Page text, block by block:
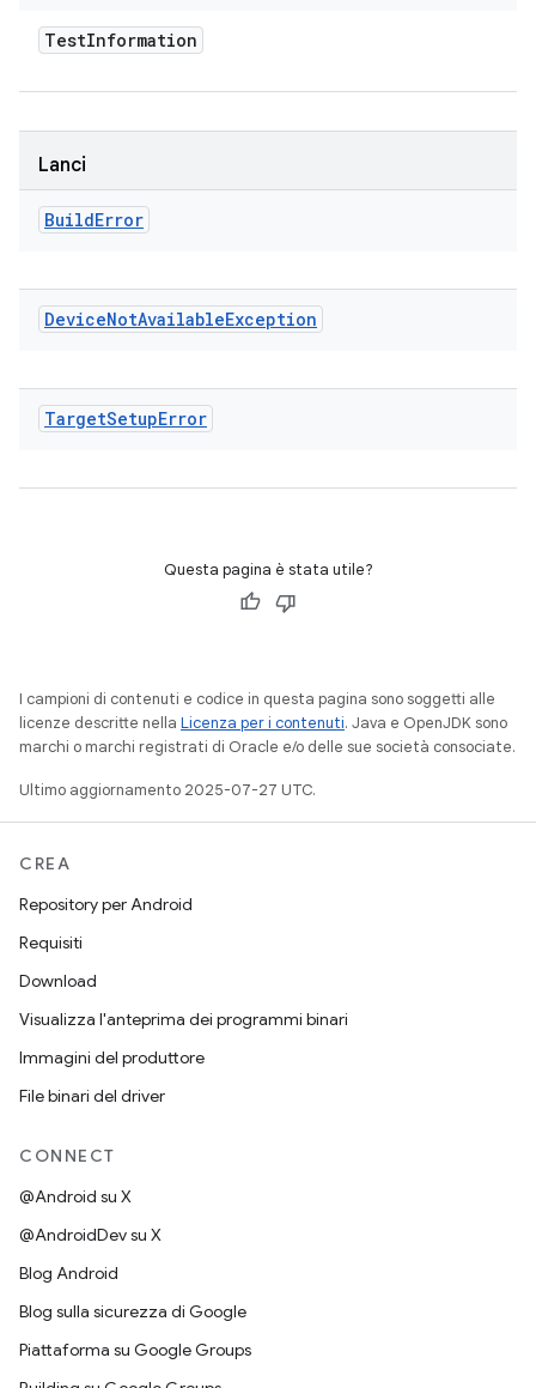
TestInformation
Lanci
BuildError
DeviceNotAvailableException
TargetSetupError
Questa pagina è stata utile?
I campioni di contenuti e codice in questa pagina sono soggetti alle
licenze descritte nella Licenza per i contenuti. Java e OpenJDK sono
marchi o marchi registrati di Oracle e/o delle sue società consociate.
Ultimo aggiornamento 2025-07-27 UTC.
CREA
Repository per Android
Requisiti
Download
Visualizza l'anteprima dei programmi binari
Immagini del produttore
File binari del driver
CONNECT
@Android su X
@AndroidDev su X
Blog Android
Blog sulla sicurezza di Google
Piattaforma su Google Groups